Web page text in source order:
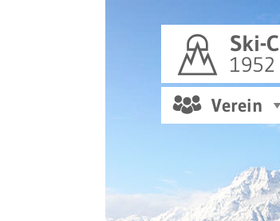
Ski-
1952
Verein